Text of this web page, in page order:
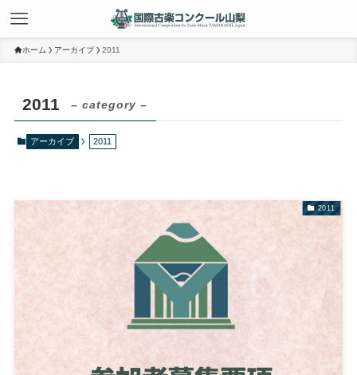
ホーム アーカイブ 2011
2011 – category –
アーカイブ 2011
2011